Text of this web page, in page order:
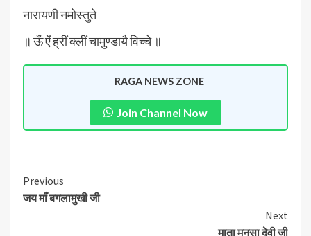
नारायणी नमोस्तुते
॥ ऊँ ऐं ह्रीं क्लीं चामुण्डायै विच्चे ॥
RAGA NEWS ZONE
Join Channel Now
Previous
जय माँ बगलामुखी जी
Next
माता मनसा देवी जी